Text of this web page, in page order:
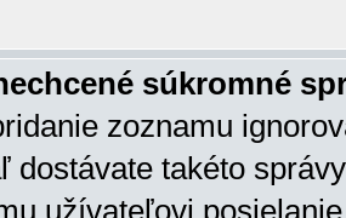
súkromné
zoznamu
dostávate takéto
užívateľovi